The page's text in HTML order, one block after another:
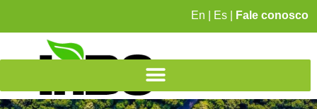
En Es Fale conosco